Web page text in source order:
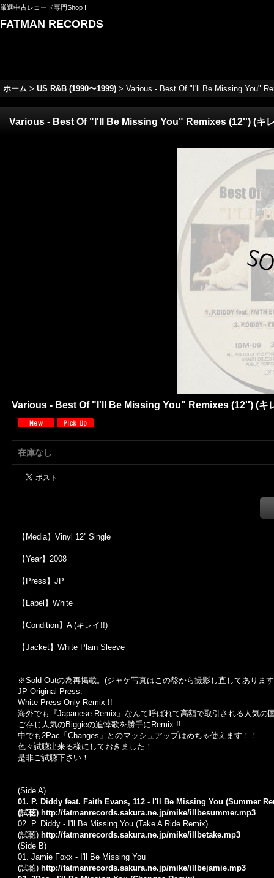
厳選中古レコード専門Shop !!
FATMAN RECORDS
ホーム > US R&B (1990〜1999) > Various - Best Of "I'll Be Missing You"
Various - Best Of "I'll Be Missing You" Remixes (12'') (キ
Various - Best Of "I'll Be Missing You" Remixes (12'') (キ
在庫なし
【Media】Vinyl 12'' Single
【Year】2008
【Press】JP
【Label】White
【Condition】A (キレイ!!)
【Jacket】White Plain Sleeve
※Sold Outの為再掲載。 (ジャケ写真はこの盤から撮影し直してありま
JP Original Press.
White Press Only Remix !!
海外でも『Japanese Remix』なんて呼ばれて高額で取引される人気の
ご存じ人気のBiggieの追悼歌を勝手にRemix !!
中でも2Pac「Changes」とのマッシュアップはめちゃ使えます！！
色々試聴出来る様にしておきました！
是非ご試聴下さい！
(Side A)
01. P. Diddy feat. Faith Evans, 112 - I'll Be Missing You (Summer
(試聴) http://fatmanrecords.sakura.ne.jp/mike/illbesummer.mp3
02. P. Diddy - I'll Be Missing You (Take A Ride Remix)
(試聴) http://fatmanrecords.sakura.ne.jp/mike/illbetake.mp3
(Side B)
01. Jamie Foxx - I'll Be Missing You
(試聴) http://fatmanrecords.sakura.ne.jp/mike/illbejamie.mp3